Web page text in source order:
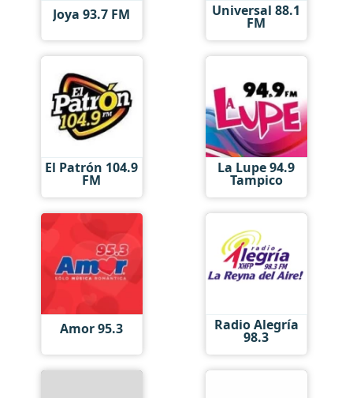
Joya 93.7 FM Universal 88.1
FM
El Patrón 104.9
FM
La Lupe 94.9
Tampico
Amor 95.3 Radio Alegría
98.3